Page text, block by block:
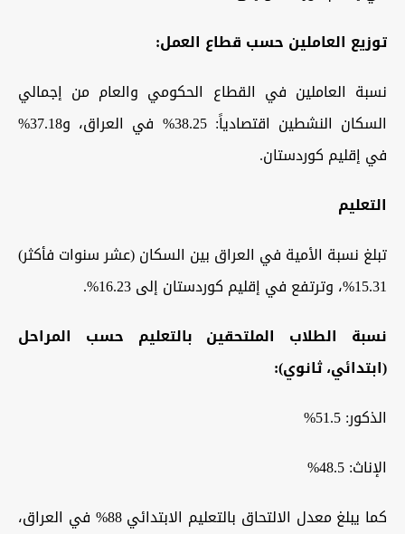
توزيع العاملين حسب قطاع العمل:
نسبة العاملين في القطاع الحكومي والعام من إجمالي
السكان النشطين اقتصادياً: 38.25% في العراق، و37.18%
في إقليم كوردستان.
التعليم
تبلغ نسبة الأمية في العراق بين السكان (عشر سنوات فأكثر)
15.31%، وترتفع في إقليم كوردستان إلى 16.23%.
نسبة الطلاب الملتحقين بالتعليم حسب المراحل
(ابتدائي، ثانوي):
الذكور: 51.5%
الإناث: 48.5%
كما يبلغ معدل الالتحاق بالتعليم الابتدائي 88% في العراق،